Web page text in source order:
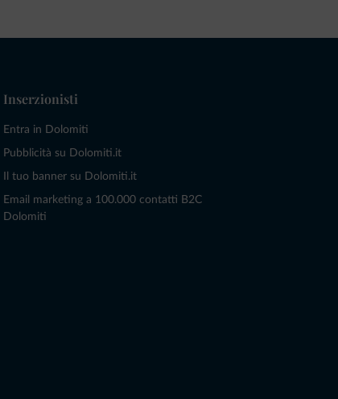
Inserzionisti
Entra in Dolomiti
Pubblicità su Dolomiti.it
Il tuo banner su Dolomiti.it
Email marketing a 100.000 contatti B2C
Dolomiti